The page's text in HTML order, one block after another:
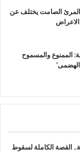
المرئ الصامت يختلف عن
الاعراض
الممنوع والمسموح
القصة الكاملة لسقوط